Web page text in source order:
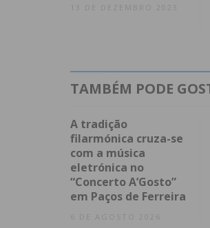
TAMBÉM PODE
A tradição
filarmónica cruza-se
com a música
eletrónica no
“Concerto A’Gosto”
em Paços de Ferreira
6 DE AGOSTO 2026